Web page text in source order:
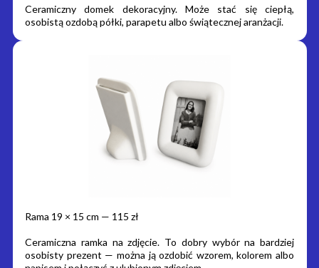
Ceramiczny domek dekoracyjny. Może stać się ciepłą,
osobistą ozdobą półki, parapetu albo świątecznej aranżacji.
Rama 19 × 15 cm — 115 zł
Ceramiczna ramka na zdjęcie. To dobry wybór na bardziej
osobisty prezent — można ją ozdobić wzorem, kolorem albo